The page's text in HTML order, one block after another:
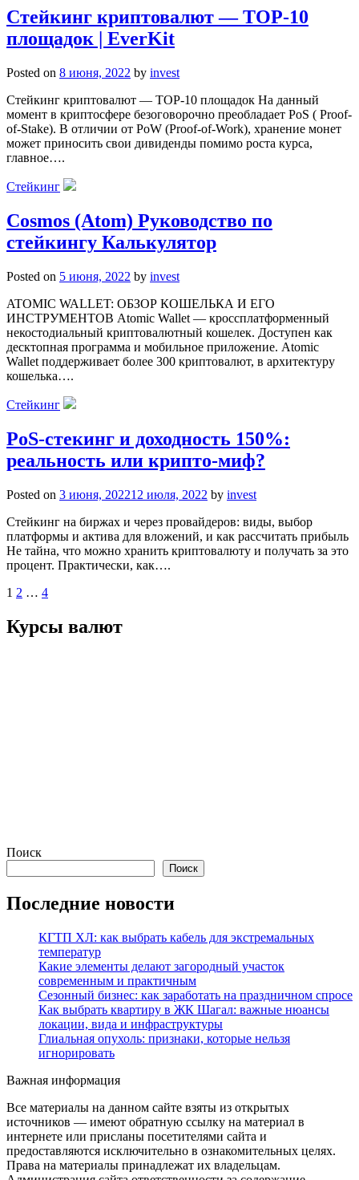
Стейкинг криптовалют — TOP-10
площадок | EverKit
Posted on 8 июня, 2022 by invest
Стейкинг криптовалют — TOP-10 площадок На данный
момент в криптосфере безоговорочно преобладает PoS ( Proof-
of-Stake). В отличии от PoW (Proof-of-Work), хранение монет
может приносить свои дивиденды помимо роста курса,
главное….
Стейкинг
Cosmos (Atom) Руководство по
стейкингу Калькулятор
Posted on 5 июня, 2022 by invest
ATOMIC WALLET: ОБЗОР КОШЕЛЬКА И ЕГО
ИНСТРУМЕНТОВ Atomic Wallet — кроссплатформенный
некостодиальный криптовалютный кошелек. Доступен как
десктопная программа и мобильное приложение. Atomic
Wallet поддерживает более 300 криптовалют, в архитектуру
кошелька….
Стейкинг
PoS-стекинг и доходность 150%:
реальность или крипто-миф?
Posted on 3 июня, 202212 июля, 2022 by invest
Стейкинг на биржах и через провайдеров: виды, выбор
платформы и актива для вложений, и как рассчитать прибыль
Не тайна, что можно хранить криптовалюту и получать за это
процент. Практически, как….
Пагинация
записей
1 2 … 4
Курсы валют
Поиск
Поиск
Последние новости
КГТП ХЛ: как выбрать кабель для экстремальных
температур
Какие элементы делают загородный участок
современным и практичным
Сезонный бизнес: как заработать на праздничном спросе
Как выбрать квартиру в ЖК Шагал: важные нюансы
локации, вида и инфраструктуры
Глиальная опухоль: признаки, которые нельзя
игнорировать
Важная информация
Все материалы на данном сайте взяты из открытых
источников — имеют обратную ссылку на материал в
интернете или присланы посетителями сайта и
предоставляются исключительно в ознакомительных целях.
Права на материалы принадлежат их владельцам.